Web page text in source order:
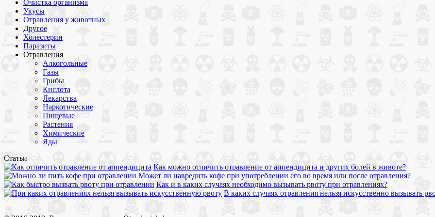
Очистка организма
Укусы
Отравления у животных
Другое
Холестерин
Паразиты
Отравления
Алкогольные
Газы
Грибы
Кислота
Лекарства
Наркотические
Пищевые
Растения
Химические
Яды
Статьи
Как можно отличить отравление от аппендицита и других болей в животе?
Может ли навредить кофе при употреблении его во время или после отравления?
Как и в каких случаях необходимо вызывать рвоту при отравлениях?
В каких случаях отравления нельзя искусственно вызывать